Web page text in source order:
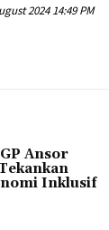
2024 14:49 PM
Ansor
Inklusif